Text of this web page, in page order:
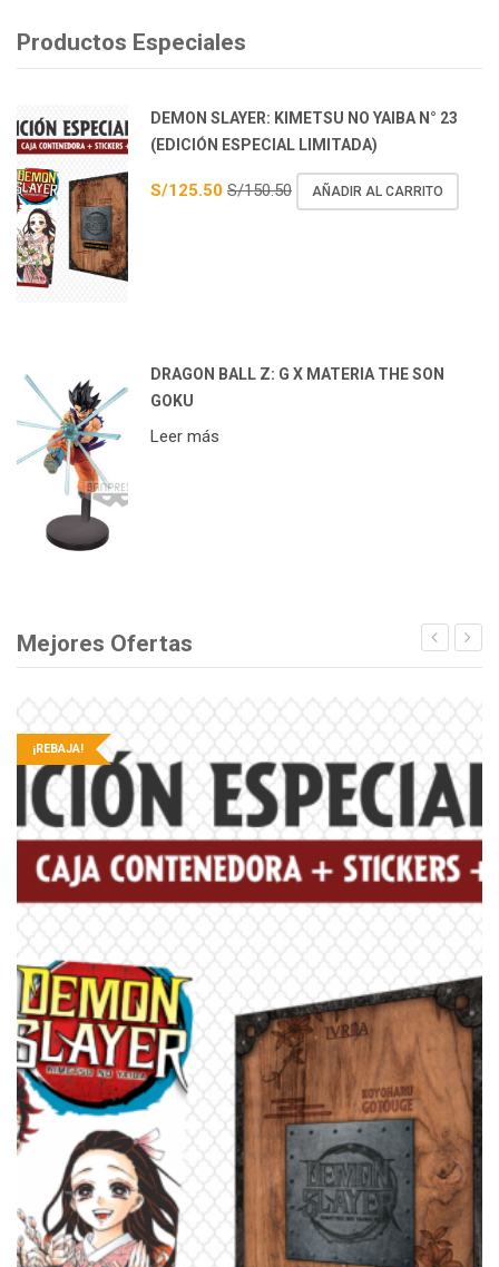
Productos Especiales
DEMON SLAYER: KIMETSU NO YAIBA N° 23
(EDICIÓN ESPECIAL LIMITADA)
S/125.50 S/150.50 AÑADIR AL CARRITO
DRAGON BALL Z: G X MATERIA THE SON
GOKU
Leer más
Mejores Ofertas
¡REBAJA!